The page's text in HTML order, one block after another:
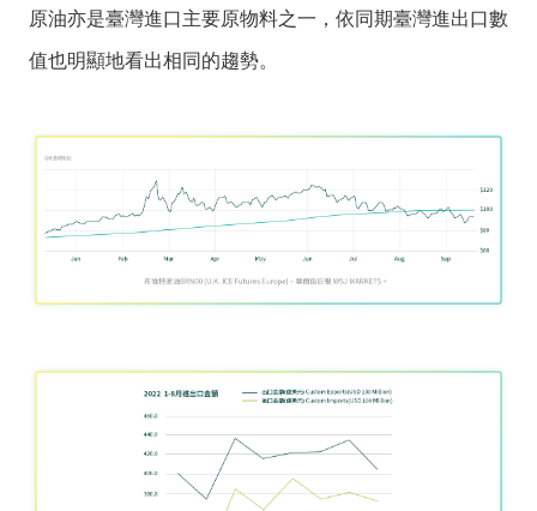
站
全
策
原油亦是臺灣進口主要原物料之一，依同期臺灣進出口數
值也明顯地看出相同的趨勢。